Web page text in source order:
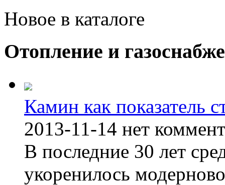
Новое в каталоге
Отопление и
Камин как показатель
2013-11-14 нет
В последние 30 лет
укоренилось